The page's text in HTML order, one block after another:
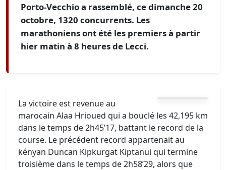
Porto-Vecchio a rassemblé, ce dimanche 20
octobre, 1320 concurrents. Les
marathoniens ont été les premiers à partir
hier matin à 8 heures de Lecci.
La victoire est revenue au
marocain Alaa Hrioued qui a bouclé les 42,195 km
dans le temps de 2h45’17, battant le record de la
course. Le précédent record appartenait au
kényan Duncan Kipkurgat Kiptanui qui termine
troisième dans le temps de 2h58’29, alors que